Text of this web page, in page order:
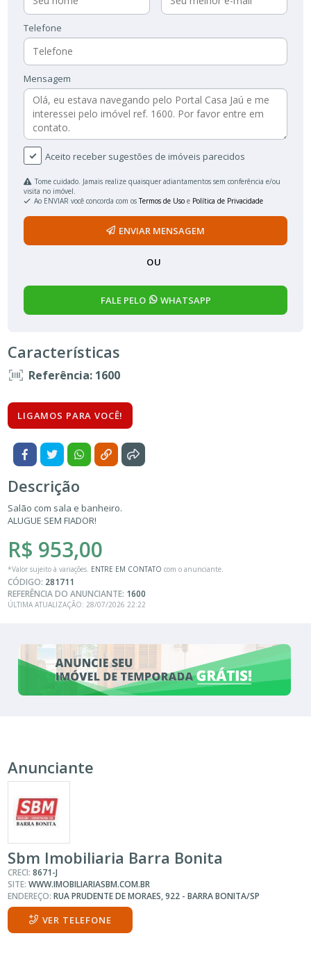
Telefone
Mensagem
Aceito receber sugestões de imóveis parecidos
Tome cuidado. Jamais realize quaisquer adiantamentos sem conferência e/ou
visita no imóvel.
Ao ENVIAR você concorda com osTermos de Uso e Política de Privacidade
ENVIAR MENSAGEM
OU
FALE PELO WHATSAPP
Características
Referência: 1600
LIGAMOS PARA VOCÊ!
Descrição
Salão com sala e banheiro.
ALUGUE SEM FIADOR!
R$ 953,00
*Valor sujeito à variações. ENTRE EM CONTATO com o anunciante.
CÓDIGO: 281711
REFERÊNCIA DO ANUNCIANTE: 1600
ÚLTIMA ATUALIZAÇÃO: 28/07/2026 22:22
Anunciante
Sbm Imobiliaria Barra Bonita
CRECI:8671-J
SITE:WWW.IMOBILIARIASBM.COM.BR
ENDEREÇO:RUA PRUDENTE DE MORAES, 922 - BARRA BONITA/SP
VER TELEFONE